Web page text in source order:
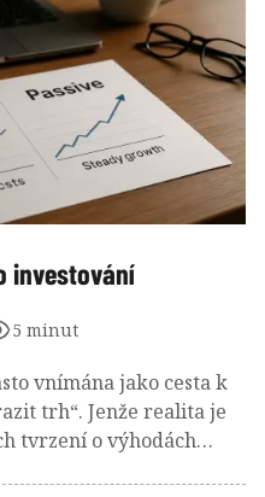
investování
5 minut
vnímána jako cesta k
trh“. Jenže realita je
tvrzení o výhodách